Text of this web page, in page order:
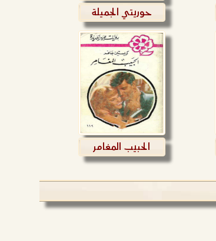
حوريتي الجميلة
الحبيب المغامر